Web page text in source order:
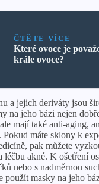
ČTĚTE VÍCE
Které ovoce je
krále ovoce?
a jejich deriváty jsou
na jeho bázi nejen
mají také anti-aging,
Pokud máte sklony k
pak můžete
léčbu akné. K ošetření
nebo s nadměrnou
použít masky na jeho